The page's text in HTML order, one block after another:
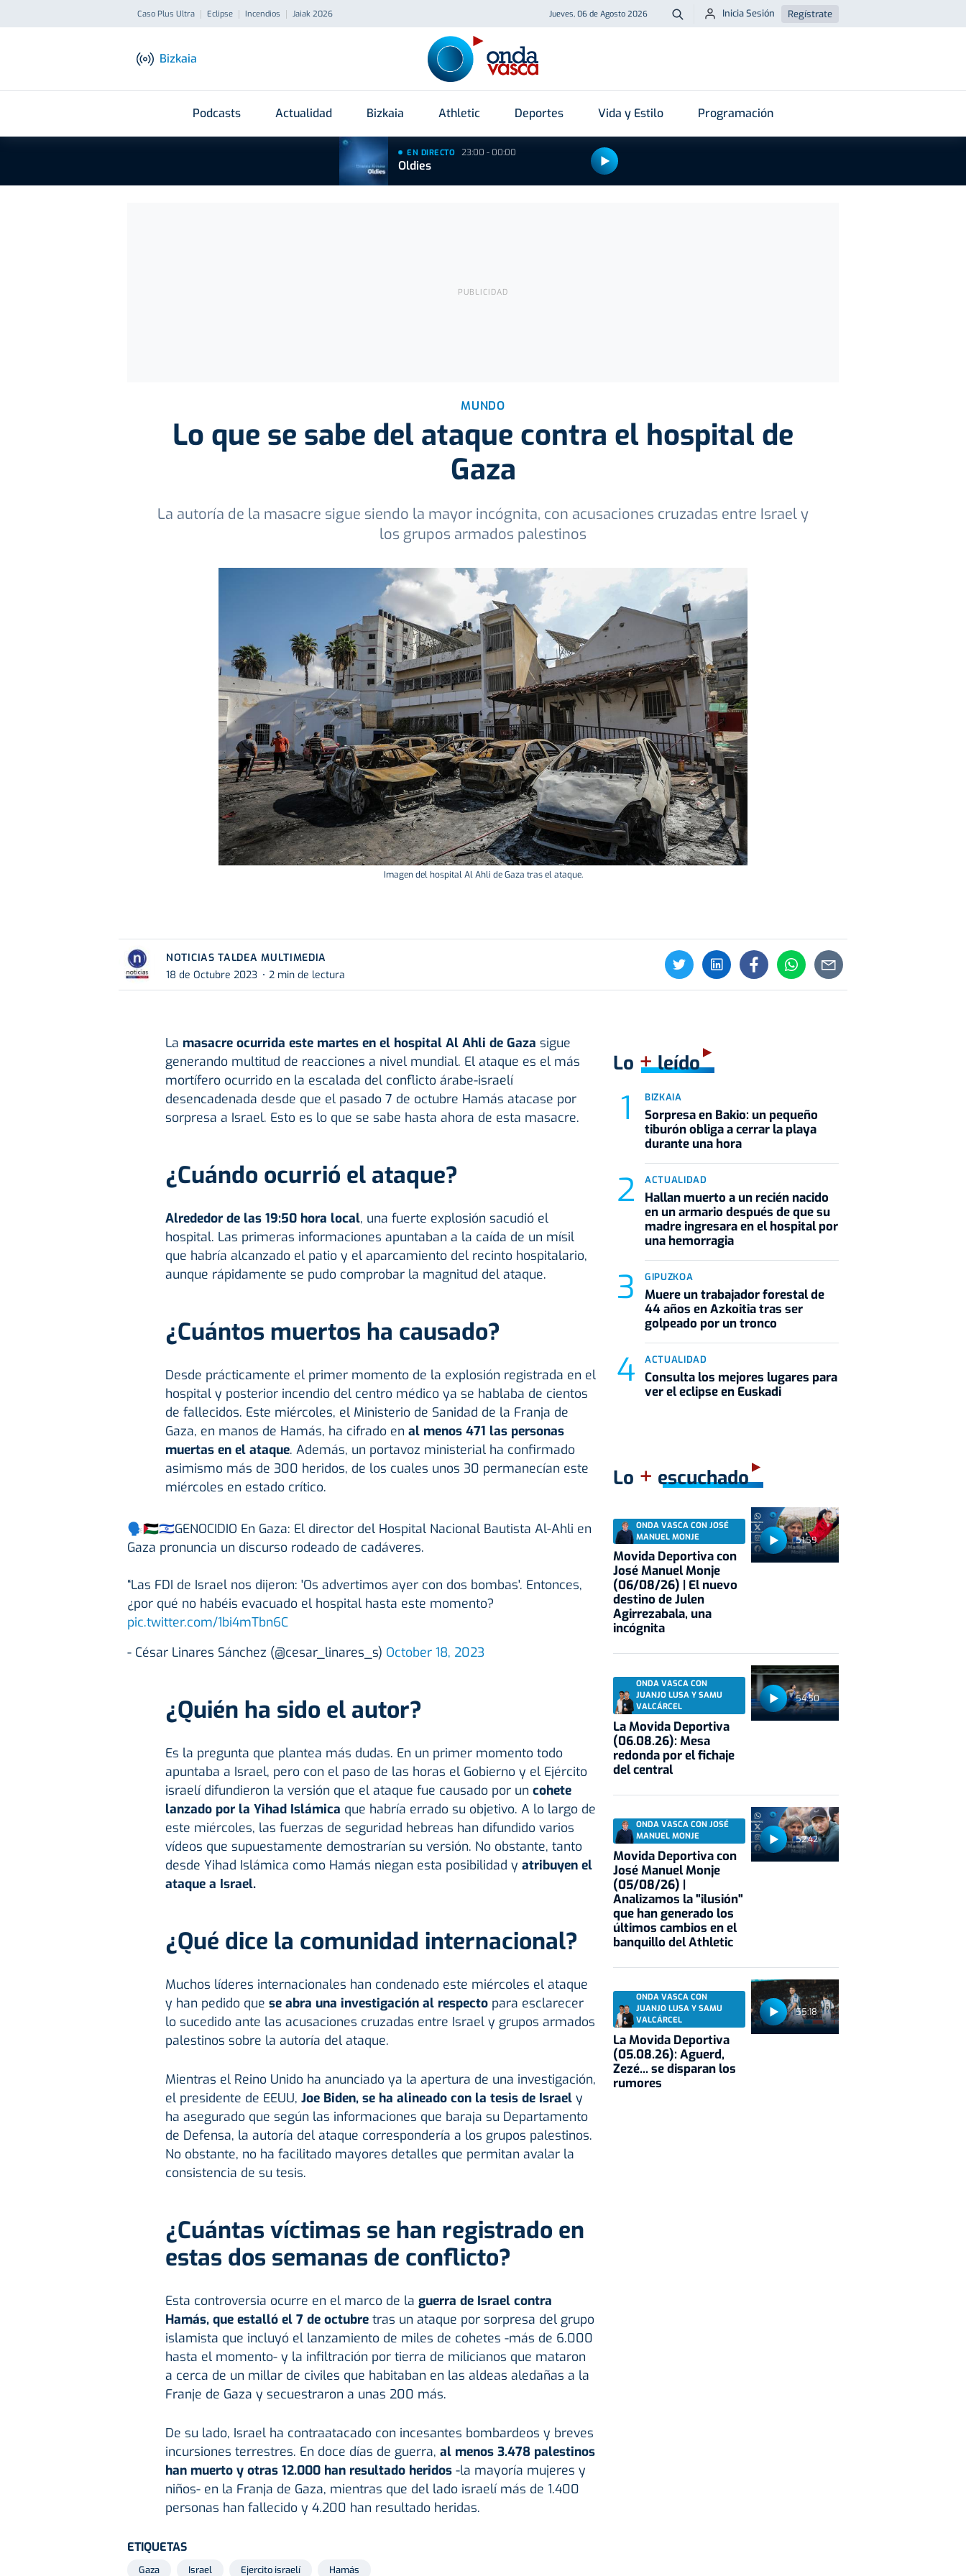
Caso Plus Ultra Eclipse Incendios Jaiak 2026 Jueves, 06 de Agosto 2026 Buscar
Inicia Sesión Regístrate
Bizkaia
Podcasts Actualidad Bizkaia Athletic Deportes Vida y Estilo Programación
EN DIRECTO 23:00 - 00:00
Oldies
MUNDO
Lo que se sabe del ataque contra el hospital de
Gaza
La autoría de la masacre sigue siendo la mayor incógnita, con acusaciones cruzadas entre Israel y
los grupos armados palestinos
Imagen del hospital Al Ahli de Gaza tras el ataque.
NOTICIAS TALDEA MULTIMEDIA
18 de Octubre 2023
2 min de lectura
La masacre ocurrida este martes en el hospital Al Ahli de Gaza sigue
generando multitud de reacciones a nivel mundial. El ataque es el más
mortífero ocurrido en la escalada del conflicto árabe-israelí
desencadenada desde que el pasado 7 de octubre Hamás atacase por
sorpresa a Israel. Esto es lo que se sabe hasta ahora de esta masacre.
¿Cuándo ocurrió el ataque?
Alrededor de las 19:50 hora local, una fuerte explosión sacudió el
hospital. Las primeras informaciones apuntaban a la caída de un mísil
que habría alcanzado el patio y el aparcamiento del recinto hospitalario,
aunque rápidamente se pudo comprobar la magnitud del ataque.
¿Cuántos muertos ha causado?
Desde prácticamente el primer momento de la explosión registrada en el
hospital y posterior incendio del centro médico ya se hablaba de cientos
de fallecidos. Este miércoles, el Ministerio de Sanidad de la Franja de
Gaza, en manos de Hamás, ha cifrado en al menos 471 las personas
muertas en el ataque. Además, un portavoz ministerial ha confirmado
asimismo más de 300 heridos, de los cuales unos 30 permanecían este
miércoles en estado crítico.
🗣🇵🇸🇮🇱GENOCIDIO En Gaza: El director del Hospital Nacional Bautista Al-Ahli en
Gaza pronuncia un discurso rodeado de cadáveres.
“Las FDI de Israel nos dijeron: 'Os advertimos ayer con dos bombas'. Entonces,
¿por qué no habéis evacuado el hospital hasta este momento?
pic.twitter.com/1bi4mTbn6C
- César Linares Sánchez (@cesar_linares_s) October 18, 2023
¿Quién ha sido el autor?
Es la pregunta que plantea más dudas. En un primer momento todo
apuntaba a Israel, pero con el paso de las horas el Gobierno y el Ejército
israelí difundieron la versión que el ataque fue causado por un cohete
lanzado por la Yihad Islámica que habría errado su objetivo. A lo largo de
este miércoles, las fuerzas de seguridad hebreas han difundido varios
vídeos que supuestamente demostrarían su versión. No obstante, tanto
desde Yihad Islámica como Hamás niegan esta posibilidad y atribuyen el
ataque a Israel.
¿Qué dice la comunidad internacional?
Muchos líderes internacionales han condenado este miércoles el ataque
y han pedido que se abra una investigación al respectopara esclarecer
lo sucedido ante las acusaciones cruzadas entre Israel y grupos armados
palestinos sobre la autoría del ataque.
Mientras el Reino Unido ha anunciado ya la apertura de una investigación,
el presidente de EEUU, Joe Biden, se ha alineado con la tesis de Israely
ha asegurado que según las informaciones que baraja su Departamento
de Defensa, la autoría del ataque correspondería a los grupos palestinos.
No obstante, no ha facilitado mayores detalles que permitan avalar la
consistencia de su tesis.
¿Cuántas víctimas se han registrado en
estas dos semanas de conflicto?
Esta controversia ocurre en el marco de la guerra de Israel contra
Hamás, que estalló el 7 de octubre tras un ataque por sorpresa del grupo
islamista que incluyó el lanzamiento de miles de cohetes -más de 6.000
hasta el momento- y la infiltración por tierra de milicianos que mataron
a cerca de un millar de civiles que habitaban en las aldeas aledañas a la
Franje de Gaza y secuestraron a unas 200 más.
De su lado, Israel ha contraatacado con incesantes bombardeos y breves
incursiones terrestres. En doce días de guerra, al menos 3.478 palestinos
han muerto y otras 12.000 han resultado heridos -la mayoría mujeres y
niños- en la Franja de Gaza, mientras que del lado israelí más de 1.400
personas han fallecido y 4.200 han resultado heridas.
ETIQUETAS
Gaza Israel Ejercito israelí Hamás
Lo +leído
BIZKAIA
Sorpresa en Bakio: un pequeño
tiburón obliga a cerrar la playa
durante una hora
ACTUALIDAD
Hallan muerto a un recién nacido
en un armario después de que su
madre ingresara en el hospital por
una hemorragia
GIPUZKOA
Muere un trabajador forestal de
44 años en Azkoitia tras ser
golpeado por un tronco
ACTUALIDAD
Consulta los mejores lugares para
ver el eclipse en Euskadi
Lo + escuchado
51:59
ONDA VASCA CON JOSÉ
MANUEL MONJE
Movida Deportiva con
José Manuel Monje
(06/08/26) | El nuevo
destino de Julen
Agirrezabala, una
incógnita
54:50
ONDA VASCA CON
JUANJO LUSA Y SAMU
VALCÁRCEL
La Movida Deportiva
(06.08.26): Mesa
redonda por el fichaje
del central
52:42
ONDA VASCA CON JOSÉ
MANUEL MONJE
Movida Deportiva con
José Manuel Monje
(05/08/26) |
Analizamos la "ilusión"
que han generado los
últimos cambios en el
banquillo del Athletic
55:18
ONDA VASCA CON
JUANJO LUSA Y SAMU
VALCÁRCEL
La Movida Deportiva
(05.08.26): Aguerd,
Zezé... se disparan los
rumores